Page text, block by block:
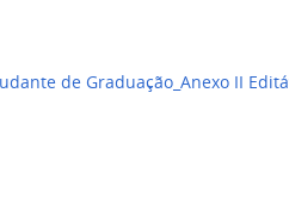
de Graduação_Anexo II